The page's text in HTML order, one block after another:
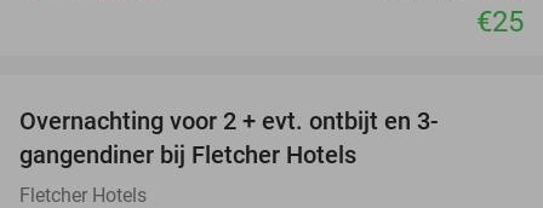
€25
Overnachting voor 2 + evt. ontbijt en 3-
gangendiner bij Fletcher Hotels
Fletcher Hotels